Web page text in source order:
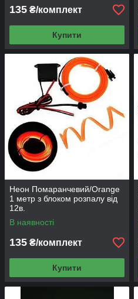
135 ₴/комплект
Купити
Неон Помаранчевий/Orange
1 метр з блоком розпалу від
12в.
В наявності
135 ₴/комплект
Купити